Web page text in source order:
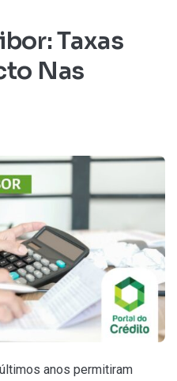
Taxas
Nas
anos permitiram